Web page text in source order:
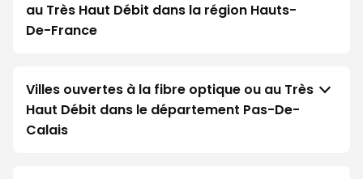
au Très Haut Débit dans la région Hauts-
De-France
Villes ouvertes à la fibre optique ou au Très
Haut Débit dans le département Pas-De-
Calais